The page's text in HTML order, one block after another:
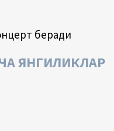
беради
ЯНГИЛИКЛАР